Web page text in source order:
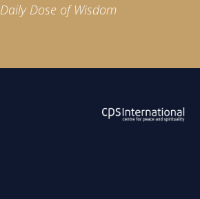
Daily Dose of Wisdom